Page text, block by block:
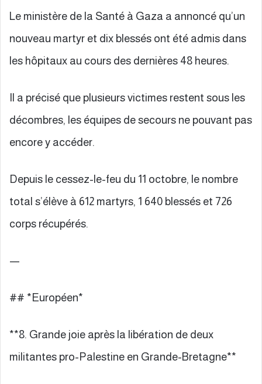
Le ministère de la Santé à Gaza a annoncé qu’un
nouveau martyr et dix blessés ont été admis dans
les hôpitaux au cours des dernières 48 heures.
Il a précisé que plusieurs victimes restent sous les
décombres, les équipes de secours ne pouvant pas
encore y accéder.
Depuis le cessez-le-feu du 11 octobre, le nombre
total s’élève à 612 martyrs, 1 640 blessés et 726
corps récupérés.
—
## *Européen*
**8. Grande joie après la libération de deux
militantes pro-Palestine en Grande-Bretagne**